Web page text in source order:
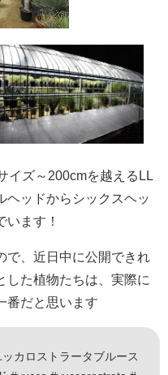
イズ～200cmを越えるLL
ヘッドからシックスヘッ
います！
で、近日中に公開できれ
した植物たちは、実際に
番だと思います
カロストラータブルース